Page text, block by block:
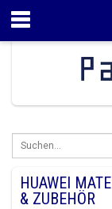
HUAWEI
& ZUBEHÖR